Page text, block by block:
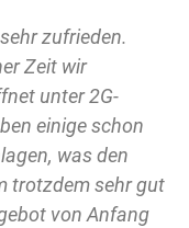
zufrieden.
Zeit wir
unter 2G-
einige schon
was den
trotzdem sehr gut
von Anfang